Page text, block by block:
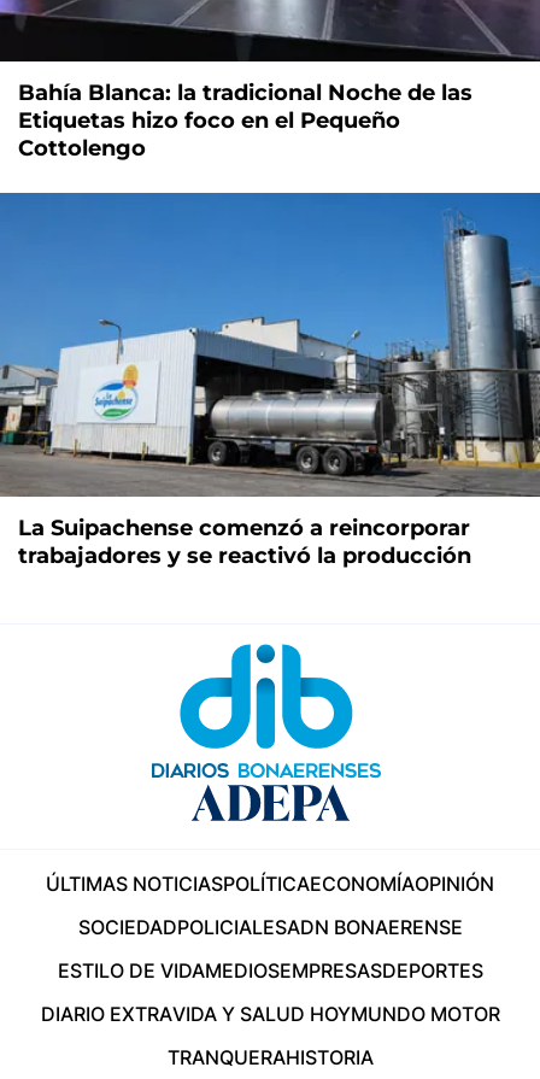
Bahía Blanca: la tradicional Noche de las
Etiquetas hizo foco en el Pequeño
Cottolengo
La Suipachense comenzó a reincorporar
trabajadores y se reactivó la producción
ÚLTIMAS NOTICIASPOLÍTICAECONOMÍAOPINIÓN
SOCIEDADPOLICIALESADN BONAERENSE
ESTILO DE VIDAMEDIOSEMPRESASDEPORTES
DIARIO EXTRAVIDA Y SALUD HOYMUNDO MOTOR
TRANQUERAHISTORIA